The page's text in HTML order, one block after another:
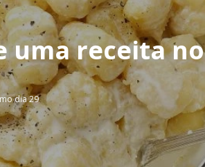
uma receita no
dia 29